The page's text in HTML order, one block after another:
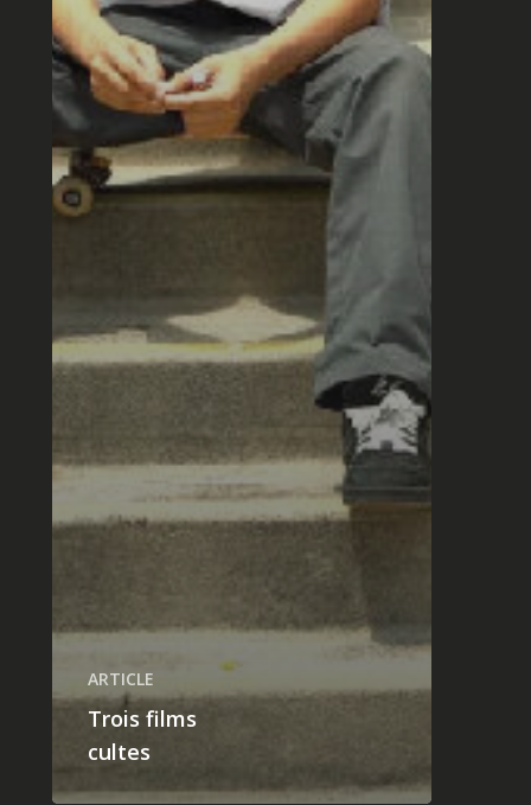
ARTICLE
Trois films
cultes